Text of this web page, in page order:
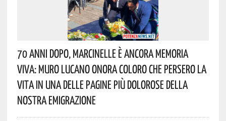
70 Anni Dopo, Marcinelle È Ancora Memoria
Viva: Muro Lucano Onora Coloro Che Persero La
Vita In Una Delle Pagine Più Dolorose Della
Nostra Emigrazione